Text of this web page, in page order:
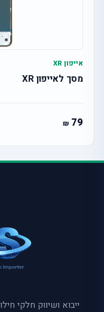
אייפון XR
מסך לאייפון XR
79
ייבוא ושיווק חלקי